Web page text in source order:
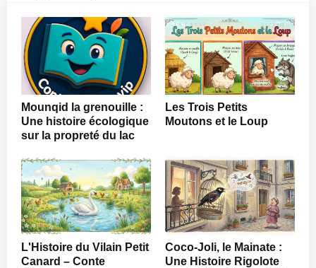
Mounqid la grenouille :
Une histoire écologique
sur la propreté du lac
Les Trois Petits
Moutons et le Loup
L'Histoire du Vilain Petit
Canard – Conte
Coco-Joli, le Mainate :
Une Histoire Rigolote